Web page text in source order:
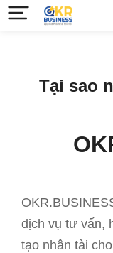
Tại sao
dịch vụ tư vấn,
tạo nhân tài